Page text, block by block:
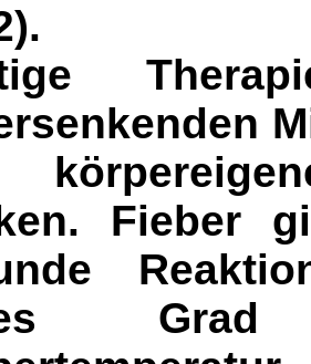
Fieber
Grad